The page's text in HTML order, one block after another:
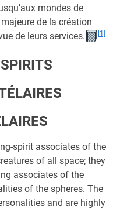
mondes de
de la création
de leurs services.
[1]
spirit associates of the
of all space; they
associates of the
of the spheres. The
and are highly